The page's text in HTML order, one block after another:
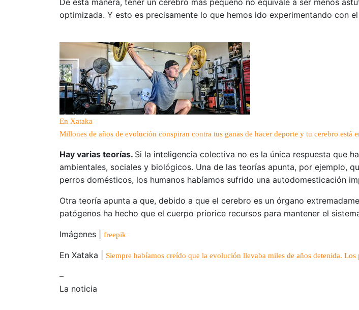
De esta manera, tener un cerebro más pequeño no equivale a ser menos
optimizada. Y esto es precisamente lo que hemos ido experimentando con
En Xataka
Millones de años de evolución conspiran contra tus ganas de hacer deporte y tu cerebro está
Hay varias teorías. Si la inteligencia colectiva no es la única respuesta que
ambientales, sociales y biológicos. Una de las teorías apunta, por ejemplo,
perros domésticos, los humanos habíamos sufrido una autodomesticación
Otra teoría apunta a que, debido a que el cerebro es un órgano
patógenos ha hecho que el cuerpo priorice recursos para mantener el
Imágenes | freepik
En Xataka | Siempre habíamos creído que la evolución llevaba miles de años detenida.
–
La noticia